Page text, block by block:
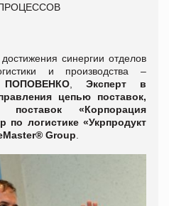
синергии отделов
и производства –
ПОПОВЕНКО
Эксперт в
цепью поставок,
«Корпорация
по логистике «Укрпродукт
Group